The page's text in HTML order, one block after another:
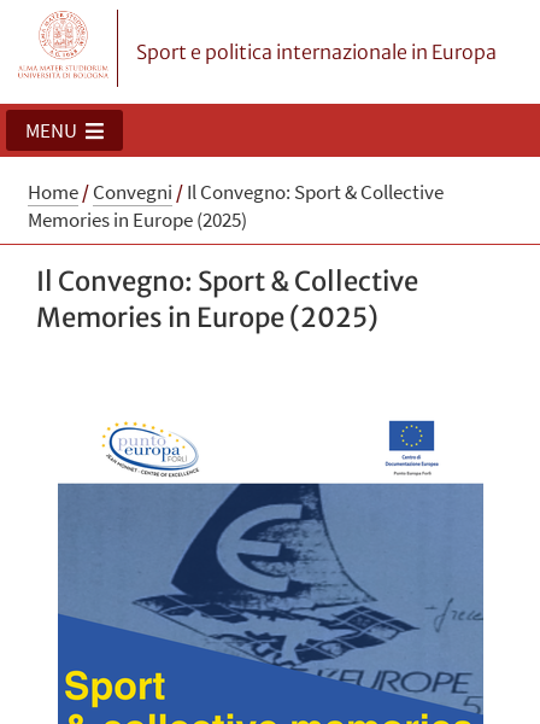
Sport e politica internazionale in Europa
MENU
Home/Convegni /Il Convegno: Sport & Collective
Memories in Europe (2025)
Il Convegno: Sport & Collective
Memories in Europe (2025)